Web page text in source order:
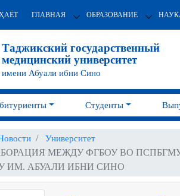
ГЛАВНАЯ ОБРАЗОВАНИЕ
Таджикский государственный
медицинский университет
имени Абуали ибни Сино
Студенты
Университет
МЕЖДУ ФГБОУ ВО
ИМ. АБУАЛИ ИБНИ СИНО